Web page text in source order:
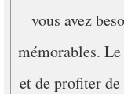
vous avez
mémorables.
et de profiter